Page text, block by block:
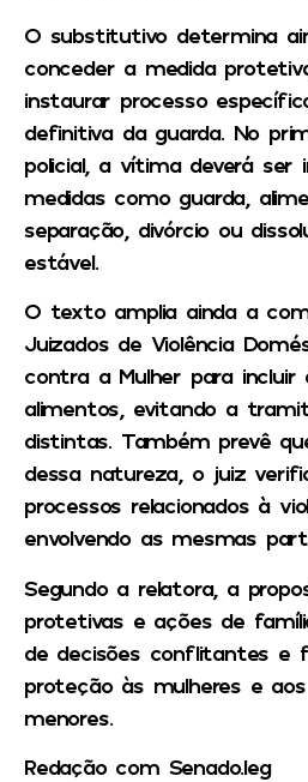
O substitutivo determina
conceder a medida
instaurar processo
definitiva da guarda. No
policial, a vítima deverá ser
medidas como guarda,
separação, divórcio ou
estável.
O texto amplia ainda a
Juizados de Violência
contra a Mulher para incluir
alimentos, evitando a
distintas. Também prevê
dessa natureza, o juiz
processos relacionados à
envolvendo as mesmas
Segundo a relatora, a
protetivas e ações de
de decisões conflitantes e
proteção às mulheres e
menores.
Redação com Senado.leg